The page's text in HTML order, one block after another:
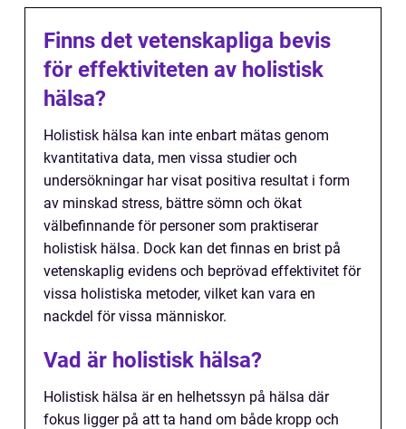
Finns det vetenskapliga bevis
för effektiviteten av holistisk
hälsa?
Holistisk hälsa kan inte enbart mätas genom
kvantitativa data, men vissa studier och
undersökningar har visat positiva resultat i form
av minskad stress, bättre sömn och ökat
välbefinnande för personer som praktiserar
holistisk hälsa. Dock kan det finnas en brist på
vetenskaplig evidens och beprövad effektivitet för
vissa holistiska metoder, vilket kan vara en
nackdel för vissa människor.
Vad är holistisk hälsa?
Holistisk hälsa är en helhetssyn på hälsa där
fokus ligger på att ta hand om både kropp och